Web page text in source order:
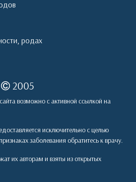
родах
2005
возможно с активной ссылкой на
исключительно с целью
заболевания обратитесь к врачу.
их авторам и взяты из открытых